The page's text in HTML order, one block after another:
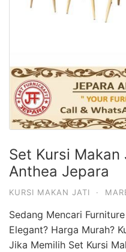
Set Kursi
Anthea Jepara
KURSI MAKAN JATI ·
Sedang Mencari
Elegant? Harga Murah?
Jika Memilih Set Kursi